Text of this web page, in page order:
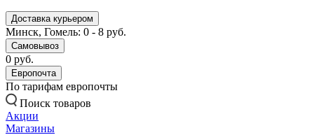
Доставка курьером
Минск, Гомель: 0 - 8 руб.
Самовывоз
0 руб.
Европочта
По тарифам европочты
Поиск товаров
Акции
Магазины